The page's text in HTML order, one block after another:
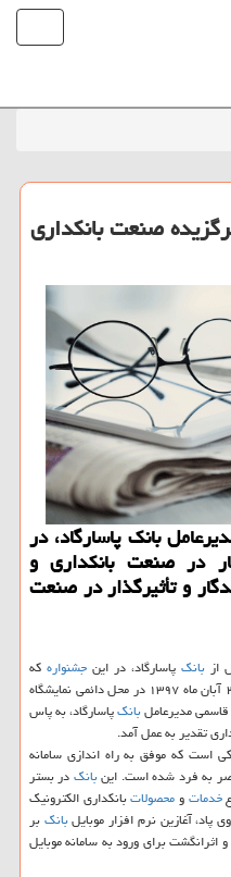
صنعت بانكداری
بانك پاسارگاد، در
در صنعت بانكداری و
و تأثیرگذار در صنعت
از بانكپاسارگاد، در این جشنوارهكه
همزمان با نمایشگاه تراكنش ایران در تاریخ ۲۲ آبان ماه ۱۳۹۷ در محل دائمی نمایشگاه
مدیرعاملبانكپاسارگاد، به پاس
تقدیر به عمل آمد.
است كه موفق به راه اندازی سامانه
به فرد شده است. اینبانكدر بستر
خدماتومحصولاتبانكداری الكترونیك
پاد، آغازین نرم افزار موبایلبانكبر